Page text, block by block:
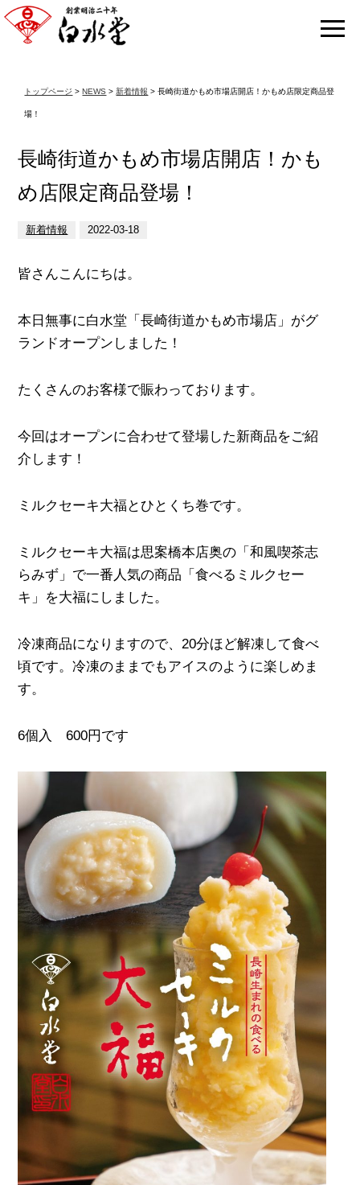
トップページ >NEWS >新着情報 > 長崎街道かもめ市場店開店！かもめ店限定商品登
場！
長崎街道かもめ市場店開店！かも
め店限定商品登場！
新着情報 2022-03-18
皆さんこんにちは。
本日無事に白水堂「長崎街道かもめ市場店」がグ
ランドオープンしました！
たくさんのお客様で賑わっております。
今回はオープンに合わせて登場した新商品をご紹
介します！
ミルクセーキ大福とひとくち巻です。
ミルクセーキ大福は思案橋本店奥の「和風喫茶志
らみず」で一番人気の商品「食べるミルクセー
キ」を大福にしました。
冷凍商品になりますので、20分ほど解凍して食べ
頃です。冷凍のままでもアイスのように楽しめま
す。
6個入 600円です